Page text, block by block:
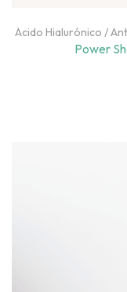
Ácido Hialurónico /
Power